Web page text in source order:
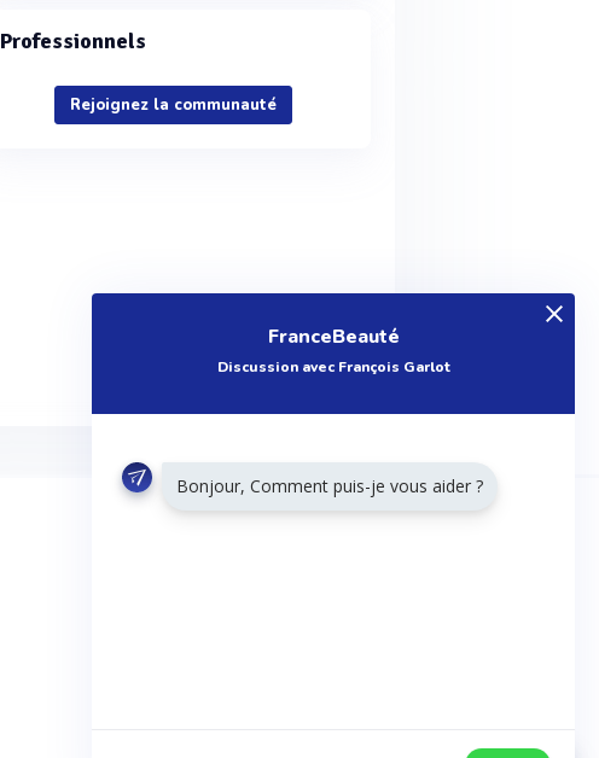
Professionnels
Rejoignez la communauté
FranceBeauté
Discussion avec François Garlot
Bonjour, Comment puis-je vous aider ?